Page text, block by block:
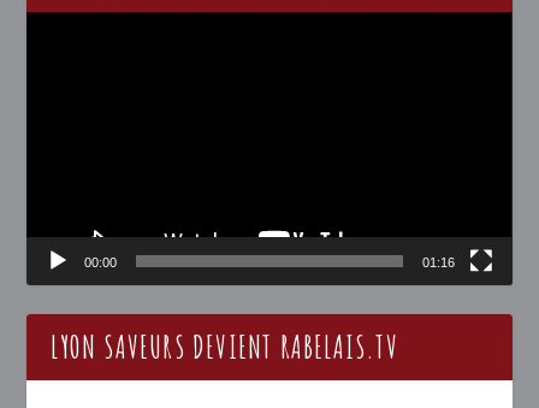
00:00 01:16
LYON SAVEURS DEVIENT RABELAIS.TV